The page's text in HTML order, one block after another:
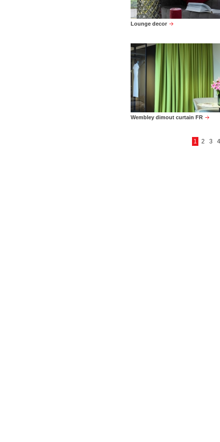
Lounge decor
Wembley dimout curtain FR
1 2 3 4